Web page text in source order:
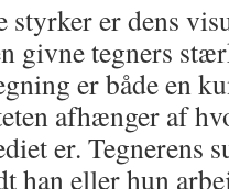
styrker er dens
givne tegners
er både en
afhænger af
er. Tegnerens
han eller hun